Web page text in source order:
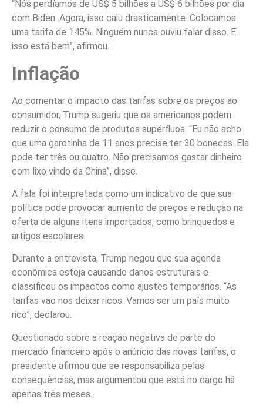
“Nós perdíamos de US$ 5 bilhões a US$ 6 bilhões por dia
com Biden. Agora, isso caiu drasticamente. Colocamos
uma tarifa de 145%. Ninguém nunca ouviu falar disso. E
isso está bem”, afirmou.
Inflação
Ao comentar o impacto das tarifas sobre os preços ao
consumidor, Trump sugeriu que os americanos podem
reduzir o consumo de produtos supérfluos. “Eu não acho
que uma garotinha de 11 anos precise ter 30 bonecas. Ela
pode ter três ou quatro. Não precisamos gastar dinheiro
com lixo vindo da China”, disse.
A fala foi interpretada como um indicativo de que sua
política pode provocar aumento de preços e redução na
oferta de alguns itens importados, como brinquedos e
artigos escolares.
Durante a entrevista, Trump negou que sua agenda
econômica esteja causando danos estruturais e
classificou os impactos como ajustes temporários. “As
tarifas vão nos deixar ricos. Vamos ser um país muito
rico”, declarou.
Questionado sobre a reação negativa de parte do
mercado financeiro após o anúncio das novas tarifas, o
presidente afirmou que se responsabiliza pelas
consequências, mas argumentou que está no cargo há
apenas três meses.